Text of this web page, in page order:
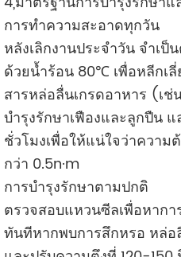
การทำความสะอาดทุกวัน
หลังเลิกงานประจำวัน จำเ
ด้วยน้ำร้อน 80℃ เพื่อหลีกเ
สารหล่อลื่นเกรดอาหาร (เช่
บำรุงรักษาเฟืองและลูกปืน
ชั่วโมงเพื่อให้แน่ใจว่าควา
กว่า 0.5n·m
การบำรุงรักษาตามปกติ
ตรวจสอบแหวนซีลเพื่อหาก
ทันทีหากพบการสึกหรอ หล่อ